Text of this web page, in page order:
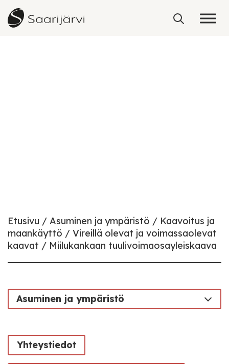
Skip to content
Etusivu Asuminen ja ympäristö
Kaavoitus ja
maankäyttö
Vireillä olevat ja voimassaolevat
kaavat
Miilukankaan tuulivoimaosayleiskaava
Asuminen ja ympäristö
Yhteystiedot